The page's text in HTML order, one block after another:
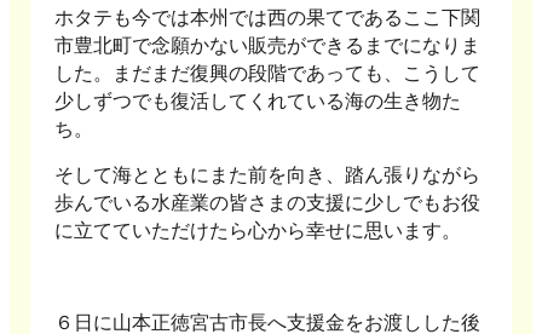
ホタテも今では本州では西の果てであるここ下関
市豊北町で念願かない販売ができるまでになりま
した。まだまだ復興の段階であっても、こうして
少しずつでも復活してくれている海の生き物た
ち。
そして海とともにまた前を向き、踏ん張りながら
歩んでいる水産業の皆さまの支援に少しでもお役
に立てていただけたら心から幸せに思います。
６日に山本正徳宮古市長へ支援金をお渡しした後